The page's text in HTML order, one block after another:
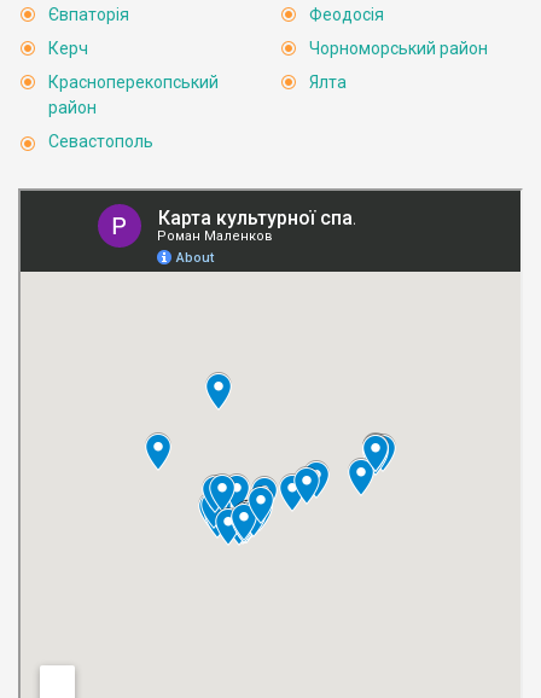
Євпаторія
Керч
Красноперекопський
район
Севастополь
Феодосія
Чорноморський район
Ялта